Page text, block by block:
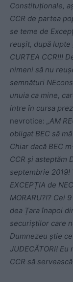
Constituționale,
CCR de partea
se teme de
reușit, după lupte
CURTEA CCR!!!
nimeni să nu
semnături
unuia ca mine,
intre în cursa
nevrotice: „AM
obligat BEC să
Chiar dacă BEC
CCR și asteptăm
septembrie 2019!
EXCEPȚIA de
MORARU?!? Cei
dea Țara înapoi
securiștilor care
Dumnezeu știe
JUDECĂTORI!
CCR să servească